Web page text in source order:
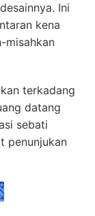
Ini
kena
misahkan
terkadang
datang
sebati
penunjukan